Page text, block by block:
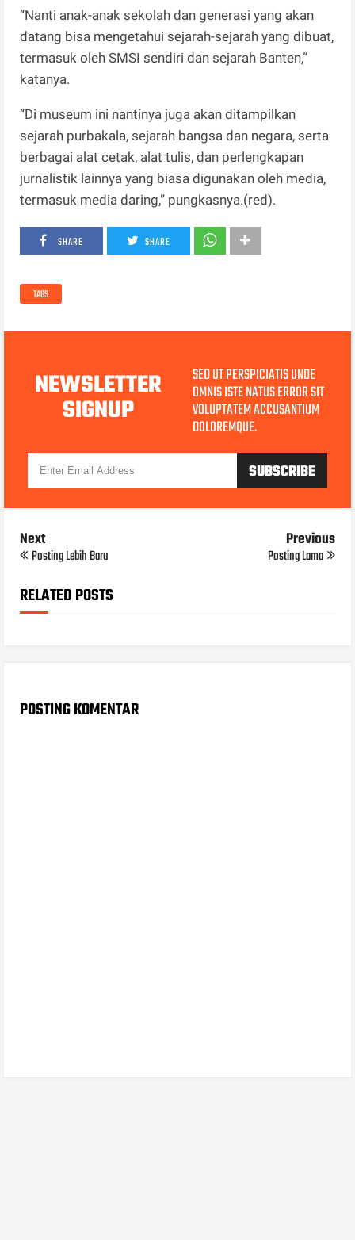
“Nanti anak-anak sekolah dan generasi yang akan
datang bisa mengetahui sejarah-sejarah yang dibuat,
termasuk oleh SMSI sendiri dan sejarah Banten,”
katanya.
“Di museum ini nantinya juga akan ditampilkan
sejarah purbakala, sejarah bangsa dan negara, serta
berbagai alat cetak, alat tulis, dan perlengkapan
jurnalistik lainnya yang biasa digunakan oleh media,
termasuk media daring,” pungkasnya.(red).
SHARE SHARE
TAGS
NEWSLETTER
SIGNUP
SED UT PERSPICIATIS UNDE
OMNIS ISTE NATUS ERROR SIT
VOLUPTATEM ACCUSANTIUM
DOLOREMQUE.
Next
Posting Lebih Baru
Previous
Posting Lama
RELATED POSTS
POSTING KOMENTAR